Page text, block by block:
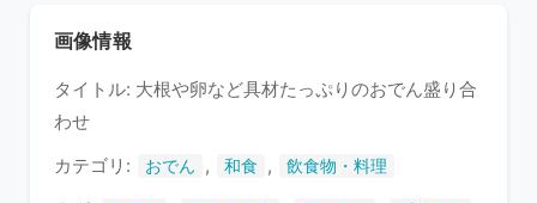
い
画像情報
タイトル: 大根や卵など具材たっぷりのおでん盛り合
わせ
カテゴリ:
おでん , 和食 , 飲食物・料理